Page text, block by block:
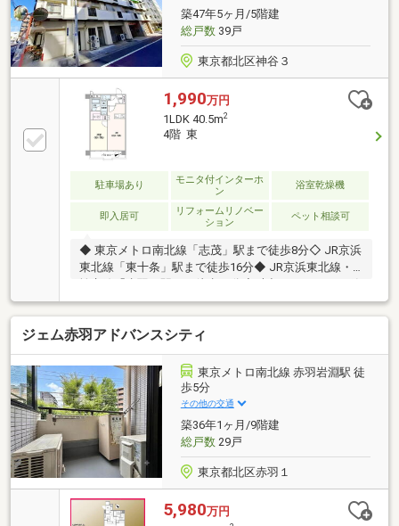
いただきます!◆5000円QUOプレゼントキャンペーン♪
築47年5ヶ月/5階建
総戸数39戸
東京都北区神谷３
1,990万円
1LDK 40.5m2
4階 東
駐車場あり
モニタ付インターホ
ン
浴室乾燥機
即入居可
リフォームリノベー
ション
ペット相談可
◆ 東京メトロ南北線「志茂」駅まで徒歩8分◇ JR京浜
東北線「東十条」駅まで徒歩16分◆ JR京浜東北線・
に暮らせる「ペット飼育可」のマンションです。（※
規約による制限あり）◆ 対面式キッチン × ウォークイ
ンクローゼット◇ 大規模修繕工事完了（2024年8月）
【外壁・鉄部塗装工事・防水工事・シーリング工事】
◆ 浴室換気乾燥暖房機 × 追い焚き機能付き◇ 使いや
すい三面鏡付の洗面化粧台◆ トイレ温水洗浄便座 × 操
作が楽な壁面リモコン付き◇ エアコン1基新規設置
（LDK）
ジェム赤羽アドバンスシティ
東京メトロ南北線 赤羽岩淵駅 徒
歩5分
その他の交通
築36年1ヶ月/9階建
総戸数29戸
東京都北区赤羽１
5,980万円